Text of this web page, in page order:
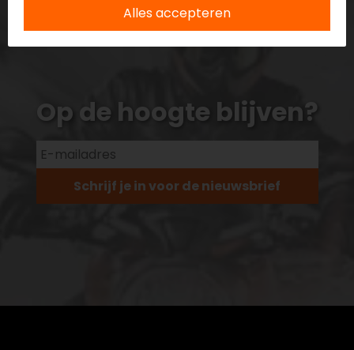
Op de hoogte blijven?
Schrijf je in voor de nieuwsbrief
Alles accepteren